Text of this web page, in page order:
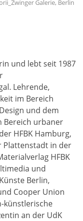
Galerie, Berlin
und lebt seit 1987
Lehrende,
im Bereich
und dem
Bereich urbaner
HFBK Hamburg,
Plattenstadt in der
HFBK
und
Berlin,
Cooper Union
künstlerische
an der UdK